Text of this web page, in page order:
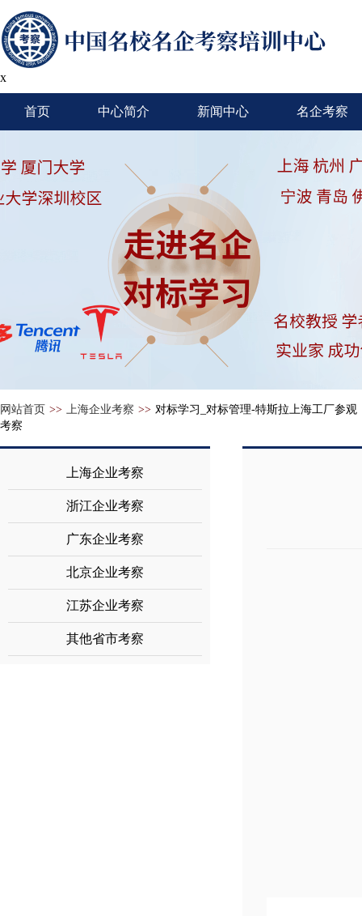
x
首页 中心简介 新闻中心 名企考察
网站首页 >> 上海企业考察 >> 对标学习_对标管理-特斯拉上海工厂参观
考察
上海企业考察
浙江企业考察
广东企业考察
北京企业考察
江苏企业考察
其他省市考察